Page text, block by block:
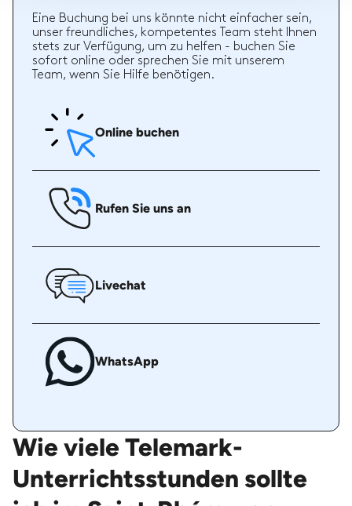
Eine Buchung bei uns könnte nicht einfacher sein,
unser freundliches, kompetentes Team steht Ihnen
stets zur Verfügung, um zu helfen - buchen Sie
sofort online oder sprechen Sie mit unserem
Team, wenn Sie Hilfe benötigen.
Online buchen
Rufen Sie uns an
Livechat
WhatsApp
Wie viele Telemark-
Unterrichtsstunden sollte